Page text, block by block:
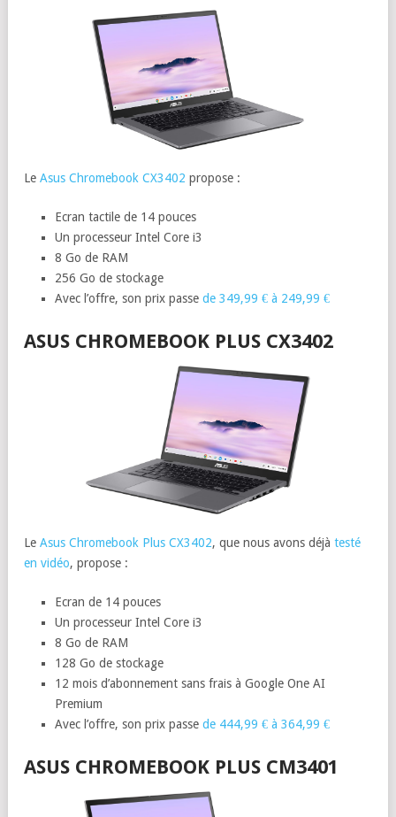
Le Asus Chromebook CX3402 propose :
Ecran tactile de 14 pouces
Un processeur Intel Core i3
8 Go de RAM
256 Go de stockage
Avec l’offre, son prix passe de 349,99 € à 249,99 €
ASUS CHROMEBOOK PLUS CX3402
Le Asus Chromebook Plus CX3402, que nous avons déjà testé
en vidéo, propose :
Ecran de 14 pouces
Un processeur Intel Core i3
8 Go de RAM
128 Go de stockage
12 mois d’abonnement sans frais à Google One AI
Premium
Avec l’offre, son prix passe de 444,99 € à 364,99 €
ASUS CHROMEBOOK PLUS CM3401